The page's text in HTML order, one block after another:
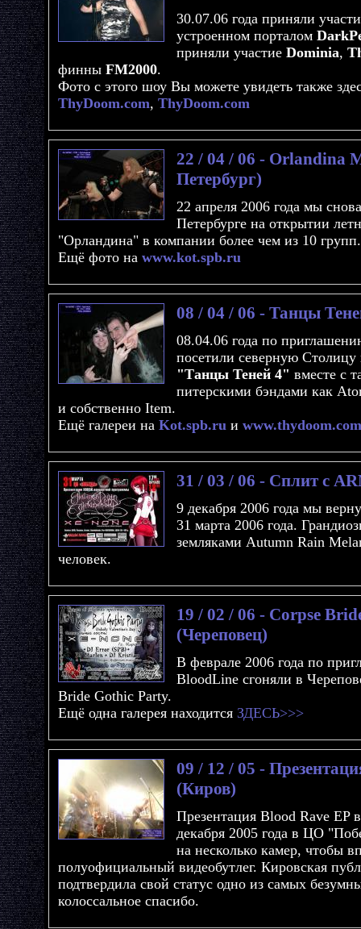
30.07.06 года приняли
устроенном порталом
приняли участие Dominia,
финны FM2000.
Фото с этого шоу Вы можете увидеть также
ThyDoom.com, ThyDoom.com
22 / 04 / 06 - Orlandina
Петербург)
22 апреля 2006 года мы
Петербурге на открытии
"Орландина" в компании более чем из 10 групп.
Ещё фото на www.kot.spb.ru
08 / 04 / 06 - Танцы
08.04.06 года по
посетили северную Столицу
"Танцы Теней 4" вместе с
питерскими бэндами как
и собственно Item.
Ещё галереи на Kot.spb.ru и www.thydoom.com
31 / 03 / 06 - Сплит с
9 декабря 2006 года мы
31 марта 2006 года.
земляками Autumn Rain
человек.
19 / 02 / 06 - Corpse
(Череповец)
В феврале 2006 года по
BloodLine сгоняли в
Bride Gothic Party.
Ещё одна галерея находится ЗДЕСЬ>>>
09 / 12 / 05 -
(Киров)
Презентация Blood Rave EP
декабря 2005 года в ЦО
на несколько камер, чтобы
полуофициальный видеобутлег. Кировская
подтвердила свой статус одно из самых
колоссальное спасибо.